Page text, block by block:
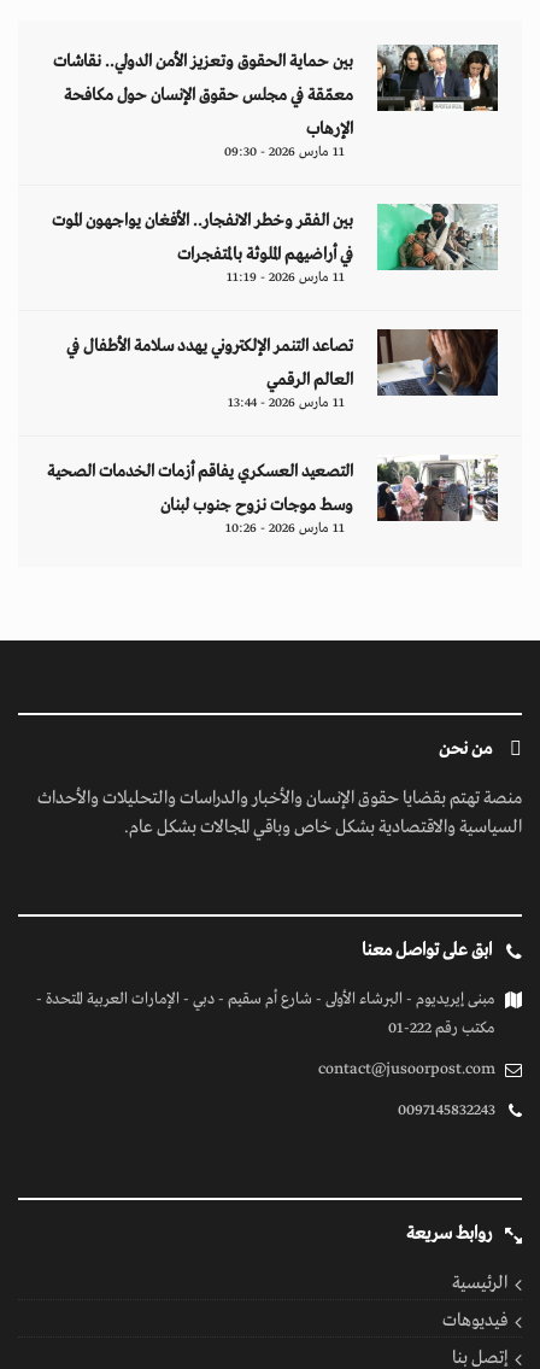
بين حماية الحقوق وتعزيز الأمن الدولي.. نقاشات
معمّقة في مجلس حقوق الإنسان حول مكافحة
الإرهاب
11 مارس 2026 - 09:30
بين الفقر وخطر الانفجار.. الأفغان يواجهون الموت
في أراضيهم الملوثة بالمتفجرات
11 مارس 2026 - 11:19
تصاعد التنمر الإلكتروني يهدد سلامة الأطفال في
العالم الرقمي
11 مارس 2026 - 13:44
التصعيد العسكري يفاقم أزمات الخدمات الصحية
وسط موجات نزوح جنوب لبنان
11 مارس 2026 - 10:26
من نحن
منصة تهتم بقضايا حقوق الإنسان والأخبار والدراسات والتحليلات والأحداث
السياسية والاقتصادية بشكل خاص وباقي المجالات بشكل عام.
ابق على تواصل معنا
مبنى إيريديوم - البرشاء الأولى - شارع أم سقيم - دبي - الإمارات العربية المتحدة -
مكتب رقم 222-01
contact@jusoorpost.com
0097145832243
روابط سريعة
الرئيسية
فيديوهات
إتصل بنا